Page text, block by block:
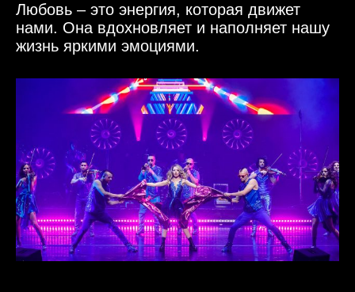
Любовь – это энергия, которая движет
нами. Она вдохновляет и наполняет нашу
жизнь яркими эмоциями.